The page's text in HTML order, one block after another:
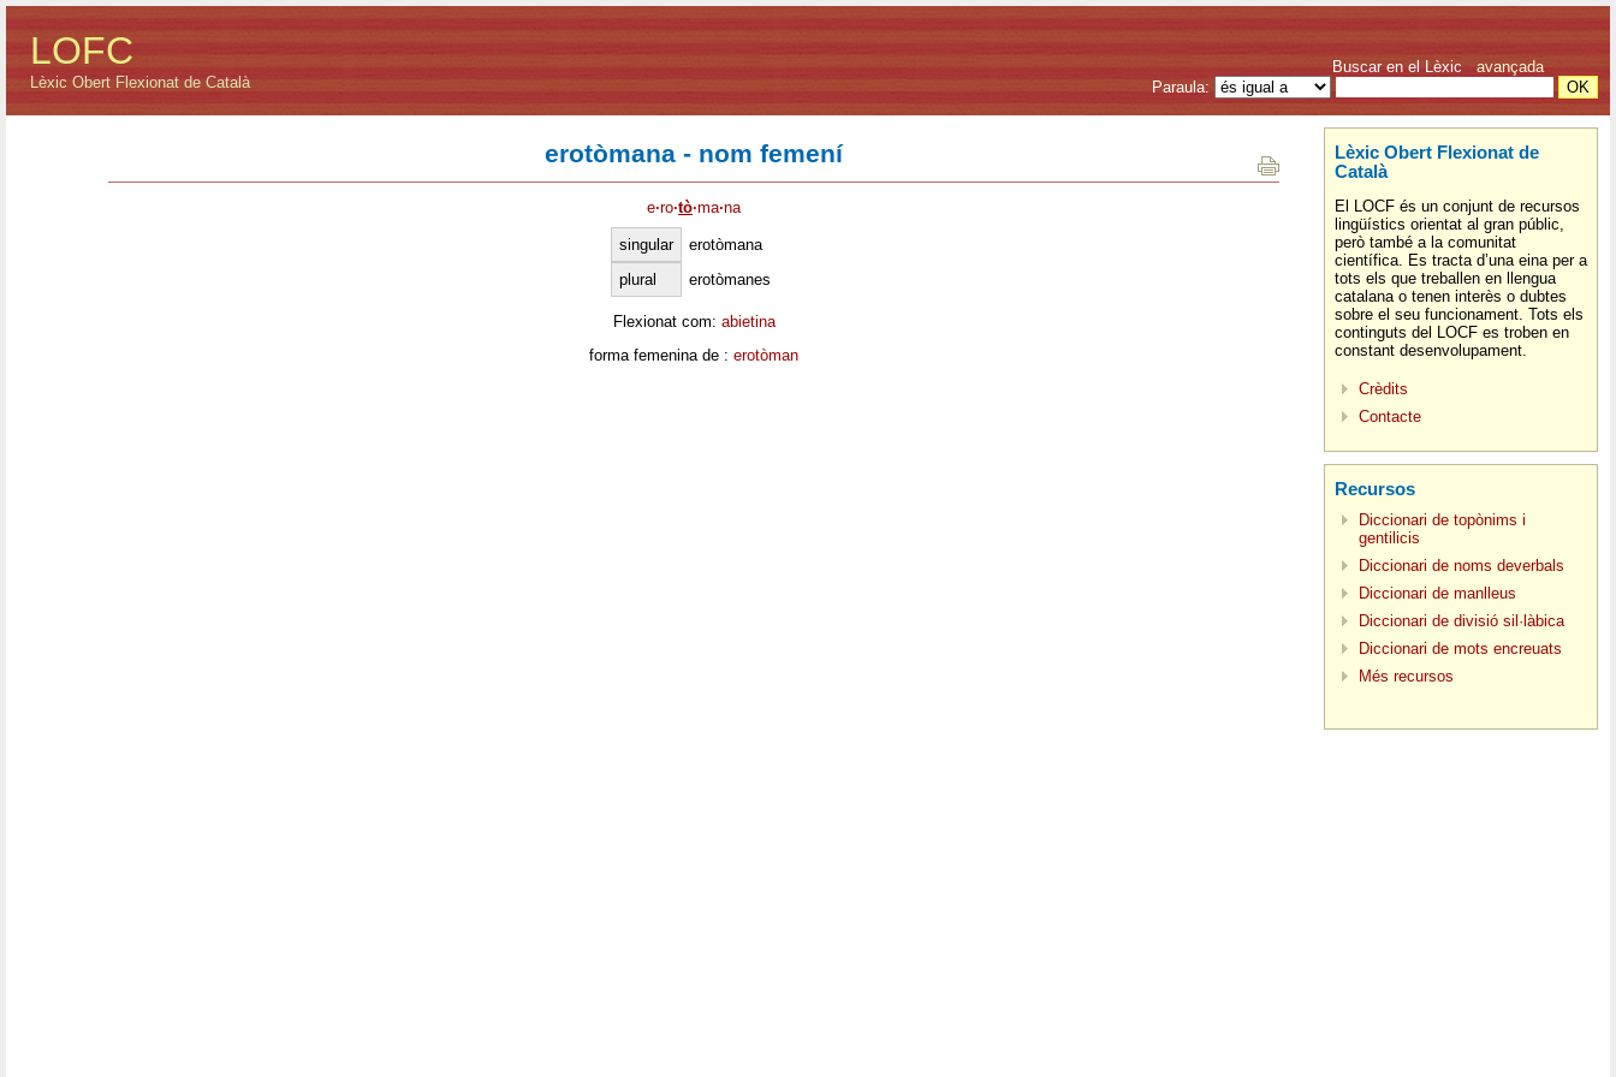
LOFC
Lèxic Obert Flexionat de Català
Buscar en el Lèxic avançada
Paraula:
erotòmana - nom femení
e·ro·tò·ma·na
singular
erotòmana
plural
erotòmanes
Flexionat com: abietina
forma femenina de : erotòman
Lèxic Obert Flexionat de
Català
El LOCF és un conjunt de recursos
lingüístics orientat al gran públic,
però també a la comunitat
científica. Es tracta d’una eina per a
tots els que treballen en llengua
catalana o tenen interès o dubtes
sobre el seu funcionament. Tots els
continguts del LOCF es troben en
constant desenvolupament.
Crèdits
Contacte
Recursos
Diccionari de topònims i
gentilicis
Diccionari de noms deverbals
Diccionari de manlleus
Diccionari de divisió sil·làbica
Diccionari de mots encreuats
Més recursos